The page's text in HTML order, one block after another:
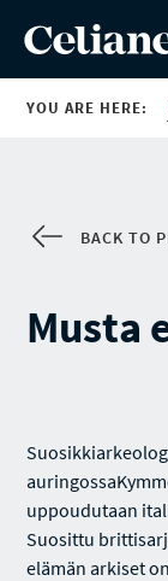
YOU ARE HERE:
BACK TO
Musta
uppoudutaan
Suosittu
elämän arkiset